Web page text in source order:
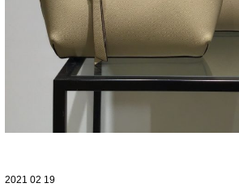
2021 02 19